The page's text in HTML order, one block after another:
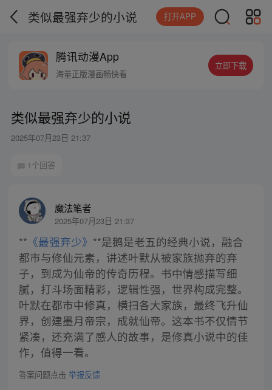
类似最强弃少的小说 打开APP
腾讯动漫App
海量正版漫画畅快看
立即下载
类似最强弃少的小说
2025年07月23日 21:37
1个回答
魔法笔者
2025年07月23日 21:37
** 《最强弃少》 **是鹅是老五的经典小说，融合
都市与修仙元素，讲述叶默从被家族抛弃的弃
子，到成为仙帝的传奇历程。书中情感描写细
腻，打斗场面精彩，逻辑性强，世界构成完整。
叶默在都市中修真，横扫各大家族，最终飞升仙
界，创建墨月帝宗，成就仙帝。这本书不仅情节
紧凑，还充满了感人的故事，是修真小说中的佳
作，值得一看。
答案问题点击 举报反馈